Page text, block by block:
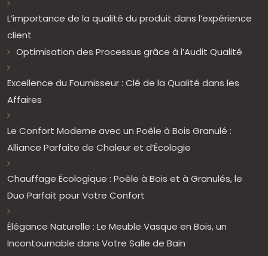
L’importance de la qualité du produit dans l’expérience
client
Optimisation des Processus grâce à l’Audit Qualité
Excellence du Fournisseur : Clé de la Qualité dans les
Affaires
Le Confort Moderne avec un Poêle à Bois Granulé :
Alliance Parfaite de Chaleur et d’Écologie
Chauffage Écologique : Poêle à Bois et à Granulés, le
Duo Parfait pour Votre Confort
Élégance Naturelle : Le Meuble Vasque en Bois, un
Incontournable dans Votre Salle de Bain